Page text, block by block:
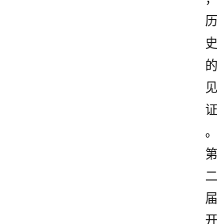
历
史
的
见
证
。
第
二
届
开